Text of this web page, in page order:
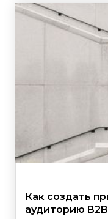
Как создать
аудиторию